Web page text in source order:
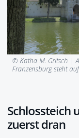
© Katha M. Gritsch |
Franzensburg steht
Schlossteich
zuerst dran